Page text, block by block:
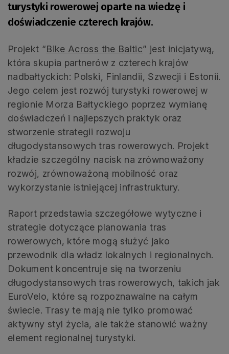
turystyki rowerowej oparte na wiedzę i
doświadczenie czterech krajów.
Projekt “Bike Across the Baltic” jest inicjatywą,
która skupia partnerów z czterech krajów
nadbałtyckich: Polski, Finlandii, Szwecji i Estonii.
Jego celem jest rozwój turystyki rowerowej w
regionie Morza Bałtyckiego poprzez wymianę
doświadczeń i najlepszych praktyk oraz
stworzenie strategii rozwoju
długodystansowych tras rowerowych. Projekt
kładzie szczególny nacisk na zrównoważony
rozwój, zrównoważoną mobilność oraz
wykorzystanie istniejącej infrastruktury.
Raport przedstawia szczegółowe wytyczne i
strategie dotyczące planowania tras
rowerowych, które mogą służyć jako
przewodnik dla władz lokalnych i regionalnych.
Dokument koncentruje się na tworzeniu
długodystansowych tras rowerowych, takich jak
EuroVelo, które są rozpoznawalne na całym
świecie. Trasy te mają nie tylko promować
aktywny styl życia, ale także stanowić ważny
element regionalnej turystyki.